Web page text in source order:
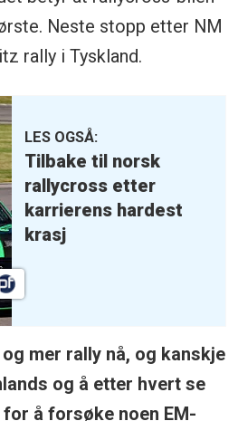
Neste stopp etter NM
rally i Tyskland.
LES OGSÅ:
Tilbake til norsk
rallycross etter
karrierens hardest
krasj
mer rally nå, og kanskje
og å etter hvert se
å forsøke noen EM-